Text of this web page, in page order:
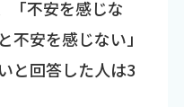
「不安を感じな
不安を感じない」
と回答した人は3